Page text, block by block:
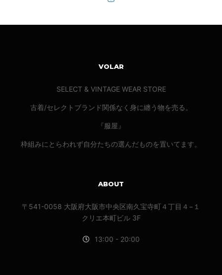
VOLAR
SELECT & VINTAGE WEAR STORE
古着/セレクトブランド関係なく身に纏う物を売る。
『服屋』
枠組みにとらわれず自分たちの選んだものを置いてます。
ABOUT
〒541-0058 大阪府大阪市中央区南久宝寺町４丁目４−１
クリエ本町ビル 3F
13:00 - 20:00